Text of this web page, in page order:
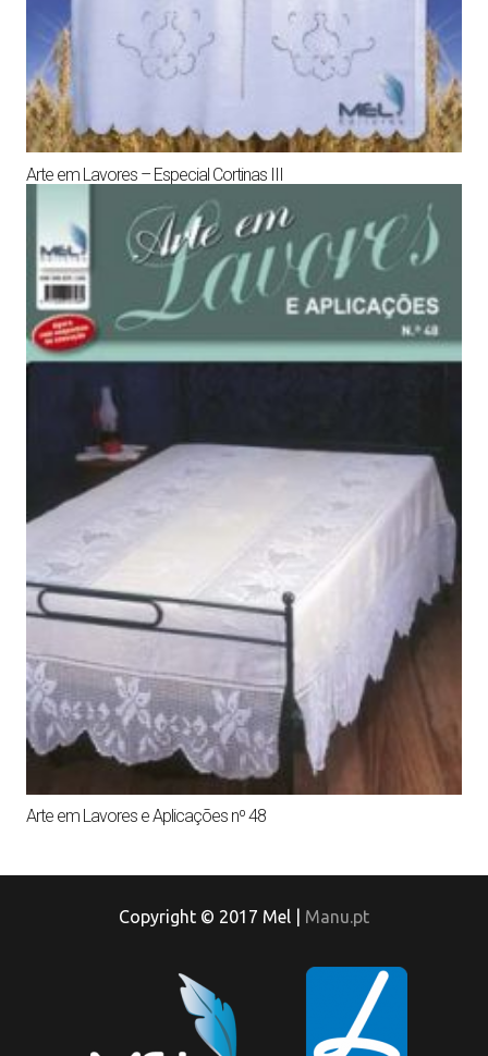
Arte em Lavores – Especial Cortinas III
Arte em Lavores e Aplicações nº 48
Copyright © 2017 Mel | Manu.pt